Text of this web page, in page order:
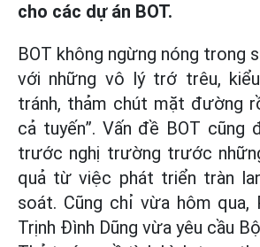
cho các dự án BOT.
BOT không ngừng nóng trong
với những vô lý trớ trêu,
tránh, thảm chút mặt đường
cả tuyến”. Vấn đề BOT
trước nghị trường trước
quả từ việc phát triển tràn
soát. Cũng chỉ vừa hôm qua,
Trịnh Đình Dũng vừa yêu cầu